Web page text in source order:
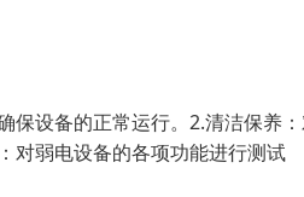
保设备的正常运行。2.清洁保养
对弱电设备的各项功能进行测试